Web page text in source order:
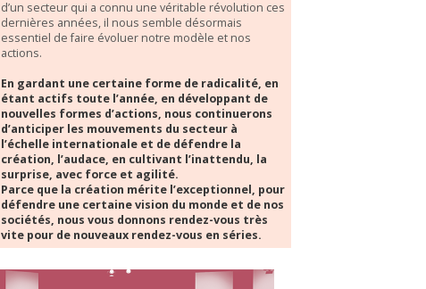
d’un secteur qui a connu une véritable révolution ces
dernières années, il nous semble désormais
essentiel de faire évoluer notre modèle et nos
actions.
En gardant une certaine forme de radicalité, en
étant actifs toute l’année, en développant de
nouvelles formes d’actions, nous continuerons
d’anticiper les mouvements du secteur à
l’échelle internationale et de défendre la
création, l’audace, en cultivant l’inattendu, la
surprise, avec force et agilité.
Parce que la création mérite l’exceptionnel, pour
défendre une certaine vision du monde et de nos
sociétés, nous vous donnons rendez-vous très
vite pour de nouveaux rendez-vous en séries.